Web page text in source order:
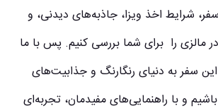
شرایط اخذ ویزا، جاذبه‌های دیدنی، و
مالزی را برای شما بررسی کنیم. پس با ما
این سفر به دنیای رنگارنگ و جذابیت‌های
و با راهنمایی‌های مفیدمان، تجربه‌ای